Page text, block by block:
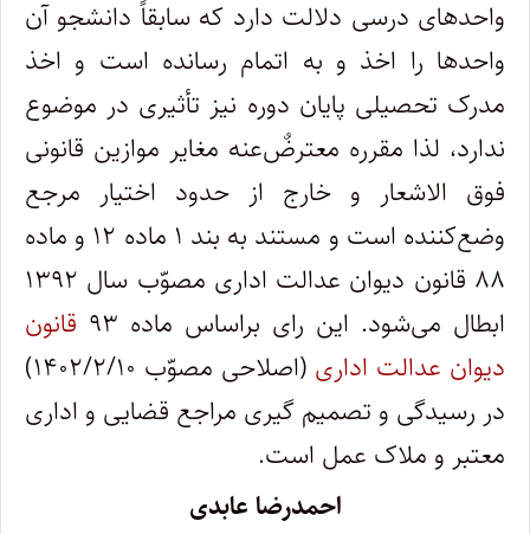
واحدهای درسی دلالت دارد که سابقاً دانشجو آن
واحدها را اخذ و به اتمام رسانده است و اخذ
مدرک تحصیلی پایان دوره نیز تأثیری در موضوع
ندارد، لذا مقرره معترضٌ‌عنه مغایر موازین قانونی
فوق ‌الاشعار و خارج از حدود اختیار مرجع
وضع‌کننده است و مستند به بند ۱ ماده ۱۲ و ماده
۸۸ قانون دیوان عدالت اداری مصوّب سال ۱۳۹۲
ابطال می‌شود. این رای براساس ماده ۹۳
قانون
دیوان عدالت اداری
(اصلاحی مصوّب ۱۴۰۲/۲/۱۰)
در رسیدگی و تصمیم گیری مراجع قضایی و اداری
معتبر و ملاک عمل است.
احمدرضا عابدی